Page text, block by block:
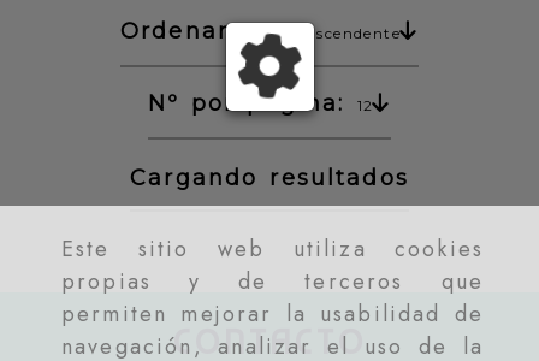
Este sitio web utiliza cookies
propias y de terceros que
permiten mejorar la usabilidad de
navegación, analizar el uso de la
Ordenar: Precio ascendente
Nº por página: 12
Cargando resultados
CONTACTO